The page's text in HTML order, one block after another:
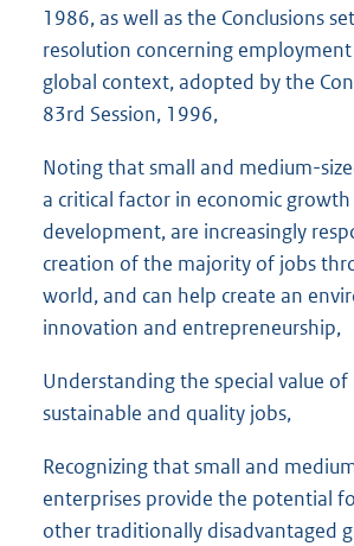
1986, as well as the Conclusions
resolution concerning
global context, adopted by the
83rd Session, 1996,
Noting that small and medium-
a critical factor in economic
development, are increasingly
creation of the majority of jobs
world, and can help create an
innovation and entrepreneurship,
Understanding the special value
sustainable and quality jobs,
Recognizing that small and
enterprises provide the potential
other traditionally disadvantaged